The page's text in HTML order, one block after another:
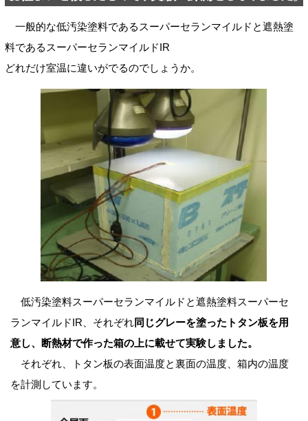
一般的な低汚染塗料であるスーパーセランマイルドと遮熱塗
料であるスーパーセランマイルドIR
どれだけ室温に違いがでるのでしょうか。
低汚染塗料スーパーセランマイルドと遮熱塗料スーパーセ
ランマイルドIR、それぞれ同じグレーを塗ったトタン板を用
意し、断熱材で作った箱の上に載せて実験しました。
それぞれ、トタン板の表面温度と裏面の温度、箱内の温度
を計測しています。